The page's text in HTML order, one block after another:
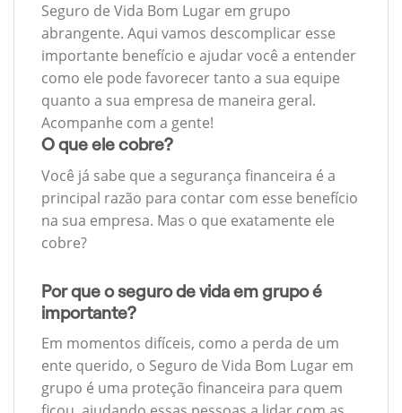
Seguro de Vida Bom Lugar em grupo
abrangente. Aqui vamos descomplicar esse
importante benefício e ajudar você a entender
como ele pode favorecer tanto a sua equipe
quanto a sua empresa de maneira geral.
Acompanhe com a gente!
O que ele cobre?
Você já sabe que a segurança financeira é a
principal razão para contar com esse benefício
na sua empresa. Mas o que exatamente ele
cobre?
Por que o seguro de vida em grupo é
importante?
Em momentos difíceis, como a perda de um
ente querido, o Seguro de Vida Bom Lugar em
grupo é uma proteção financeira para quem